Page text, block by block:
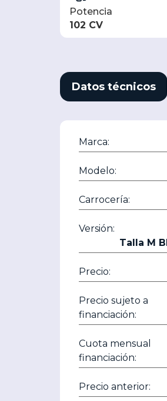
Potencia
102 CV
Datos técnicos
Marca:
Modelo:
Carrocería:
Versión:
Talla M
Precio:
Precio sujeto a
financiación:
Cuota mensual
financiación:
Precio anterior: